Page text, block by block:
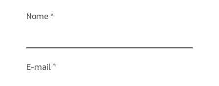
Nome *
E-mail*